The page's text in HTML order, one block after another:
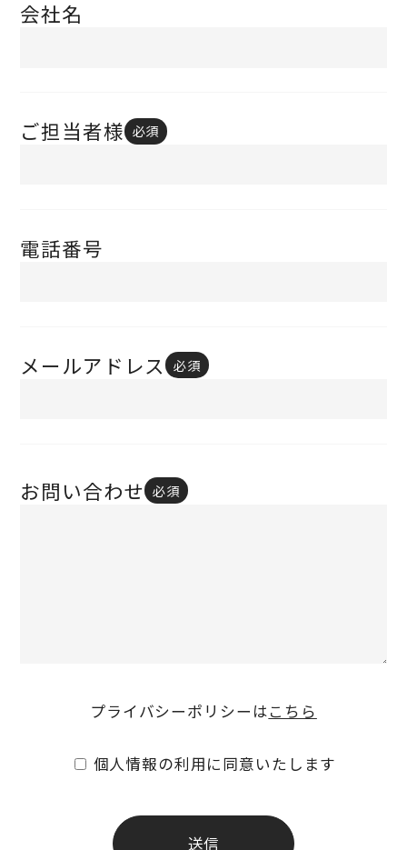
会社名
ご担当者様 必須
電話番号
メールアドレス 必須
お問い合わせ 必須
プライバシーポリシーはこちら
個人情報の利用に同意いたします